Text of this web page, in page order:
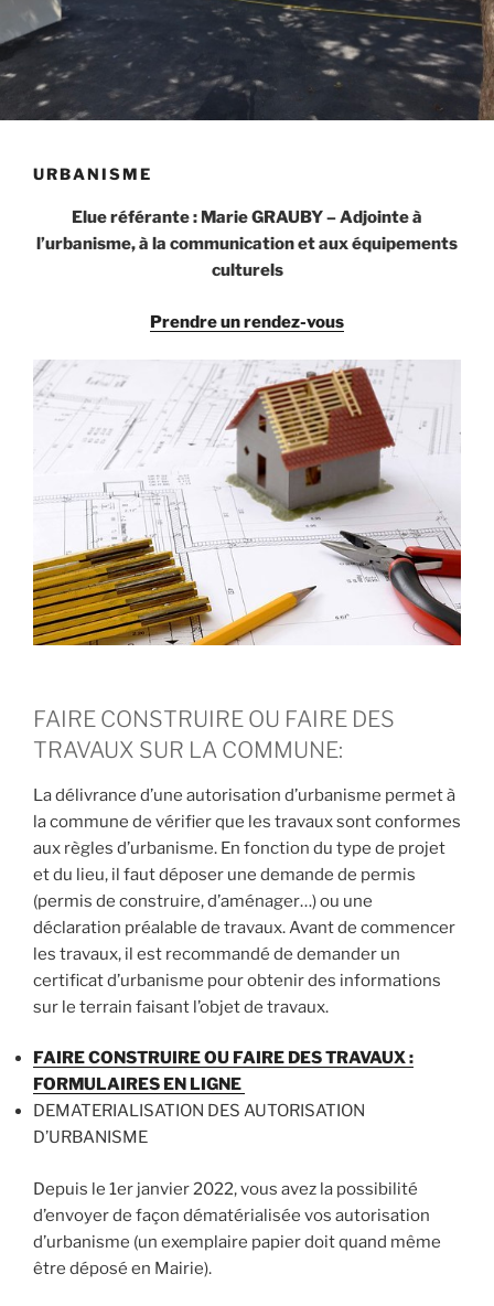
URBANISME
Elue référante : Marie GRAUBY – Adjointe à
l’urbanisme, à la communication et aux équipements
culturels
Prendre un rendez-vous
FAIRE CONSTRUIRE OU FAIRE DES
TRAVAUX SUR LA COMMUNE:
La délivrance d’une autorisation d’urbanisme permet à
la commune de vérifier que les travaux sont conformes
aux règles d’urbanisme. En fonction du type de projet
et du lieu, il faut déposer une demande de permis
(permis de construire, d’aménager…) ou une
déclaration préalable de travaux. Avant de commencer
les travaux, il est recommandé de demander un
certificat d’urbanisme pour obtenir des informations
sur le terrain faisant l’objet de travaux.
FAIRE CONSTRUIRE OU FAIRE DES TRAVAUX :
FORMULAIRES EN LIGNE
DEMATERIALISATION DES AUTORISATION
D’URBANISME
Depuis le 1er janvier 2022, vous avez la possibilité
d’envoyer de façon dématérialisée vos autorisation
d’urbanisme (un exemplaire papier doit quand même
être déposé en Mairie).